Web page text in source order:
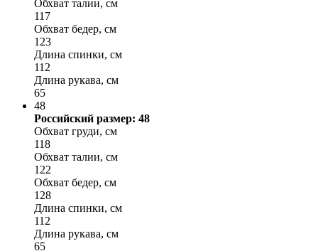
Обхват талии, см
117
Обхват бедер, см
123
Длина спинки, см
112
Длина рукава, см
65
48
Российский размер: 48
Обхват груди, см
118
Обхват талии, см
122
Обхват бедер, см
128
Длина спинки, см
112
Длина рукава, см
65